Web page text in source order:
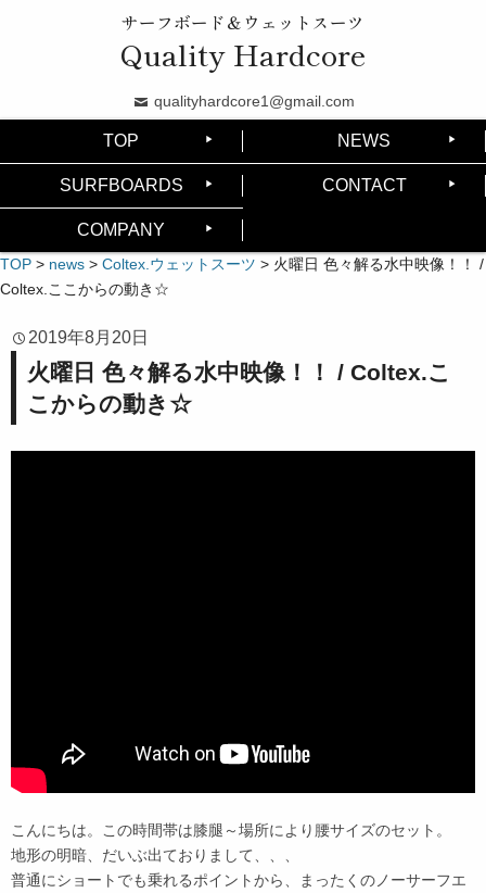
サーフボード＆ウェットスーツ
Quality Hardcore
qualityhardcore1@gmail.com
TOP NEWS
SURFBOARDS CONTACT
COMPANY
TOP > news > Coltex.ウェットスーツ > 火曜日 色々解る水中映像！！ /
Coltex.ここからの動き☆
2019年8月20日
火曜日 色々解る水中映像！！ / Coltex.こ
こからの動き☆
こんにちは。この時間帯は膝腿～場所により腰サイズのセット。
地形の明暗、だいぶ出ておりまして、、、
普通にショートでも乗れるポイントから、まったくのノーサーフエ